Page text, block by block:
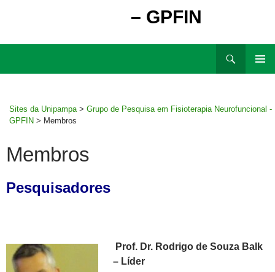
– GPFIN
Sites da Unipampa > Grupo de Pesquisa em Fisioterapia Neurofuncional -
GPFIN > Membros
Membros
Pesquisadores
Prof. Dr. Rodrigo de Souza Balk
– Líder